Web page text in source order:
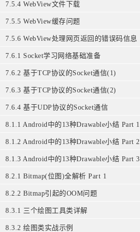
7.5.4 WebView文件下载
7.5.5 WebView缓存问题
7.5.6 WebView处理网页返回的错误码信息
7.6.1 Socket学习网络基础准备
7.6.2 基于TCP协议的Socket通信(1)
7.6.3 基于TCP协议的Socket通信(2)
7.6.4 基于UDP协议的Socket通信
8.1.1 Android中的13种Drawable小结 Part 1
8.1.2 Android中的13种Drawable小结 Part 2
8.1.3 Android中的13种Drawable小结 Part 3
8.2.1 Bitmap(位图)全解析 Part 1
8.2.2 Bitmap引起的OOM问题
8.3.1 三个绘图工具类详解
8.3.2 绘图类实战示例